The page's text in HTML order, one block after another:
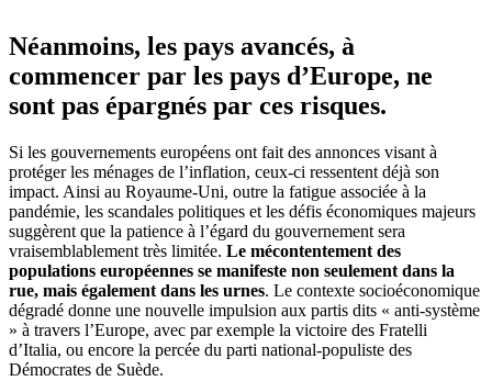
Néanmoins, les pays avancés, à
commencer par les pays d’Europe, ne
sont pas épargnés par ces risques.
Si les gouvernements européens ont fait des annonces visant à
protéger les ménages de l’inflation, ceux-ci ressentent déjà son
impact. Ainsi au Royaume-Uni, outre la fatigue associée à la
pandémie, les scandales politiques et les défis économiques majeurs
suggèrent que la patience à l’égard du gouvernement sera
vraisemblablement très limitée. Le mécontentement des
populations européennes se manifeste non seulement dans la
rue, mais également dans les urnes. Le contexte socioéconomique
dégradé donne une nouvelle impulsion aux partis dits « anti-système
» à travers l’Europe, avec par exemple la victoire des Fratelli
d’Italia, ou encore la percée du parti national-populiste des
Démocrates de Suède.